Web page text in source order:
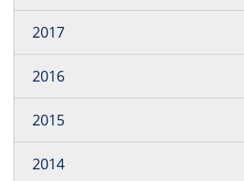
2017
2016
2015
2014